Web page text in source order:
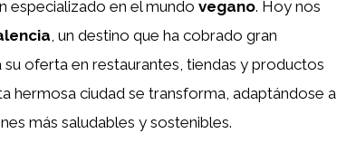
especializado en el mundo vegano. Hoy nos
, un destino que ha cobrado gran
su oferta en restaurantes, tiendas y productos
hermosa ciudad se transforma, adaptándose a
más saludables y sostenibles.